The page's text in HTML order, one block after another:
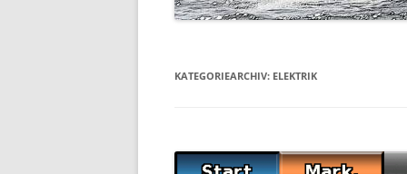
KATEGORIEARCHIV: ELEKTRIK